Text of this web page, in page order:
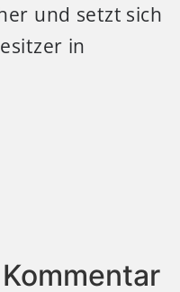
und setzt sich
in